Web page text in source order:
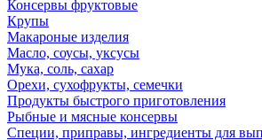
Консервы фруктовые
Крупы
Макароные изделия
Масло, соусы, уксусы
Мука, соль, сахар
Орехи, сухофрукты, семечки
Продукты быстрого приготовления
Рыбные и мясные консервы
Специи, приправы, ингредиенты для